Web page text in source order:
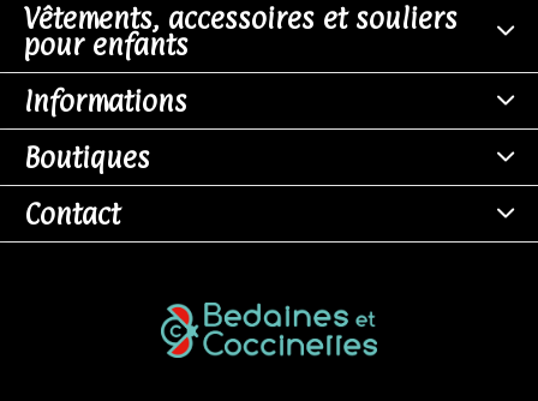
Vêtements, accessoires et souliers
pour enfants
Informations
Boutiques
Contact